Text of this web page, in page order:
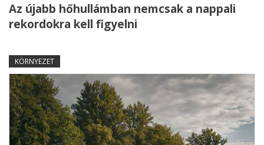
Az újabb hőhullámban nemcsak a nappali
rekordokra kell figyelni
KÖRNYEZET